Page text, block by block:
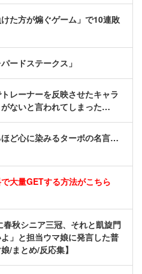
た方が煽ぐゲーム」で10連敗
ードステークス」
レーナーを反映させたキャラ
ないと言われてしまった…
ほど心に染みるターボの名言…
大量GETする方法がこちら
春秋シニア三冠、それと凱旋門
」と担当ウマ娘に発言した普
/まとめ/反応集】